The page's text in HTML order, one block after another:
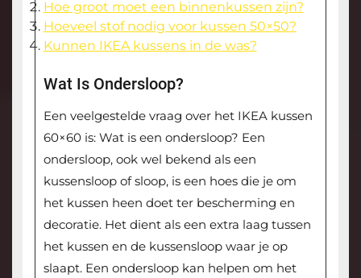
Hoe groot moet een binnenkussen zijn?
Hoeveel stof nodig voor kussen 50×50?
Kunnen IKEA kussens in de was?
Wat Is Ondersloop?
Een veelgestelde vraag over het IKEA kussen
60×60 is: Wat is een ondersloop? Een
ondersloop, ook wel bekend als een
kussensloop of sloop, is een hoes die je om
het kussen heen doet ter bescherming en
decoratie. Het dient als een extra laag tussen
het kussen en de kussensloop waar je op
slaapt. Een ondersloop kan helpen om het